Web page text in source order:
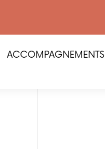
ACCOMPAGNEMENTS